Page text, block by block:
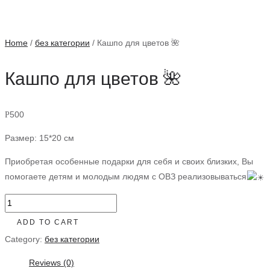
Home / без категории / Кашпо для цветов 🌺
Кашпо для цветов 🌺
Р500
Размер: 15*20 см
Приобретая особенные подарки для себя и своих близких, Вы
помогаете детям и молодым людям с ОВЗ реализовываться
Кашпо
для
🌺
quantity
ADD TO CART
Category: без категории
Reviews (0)